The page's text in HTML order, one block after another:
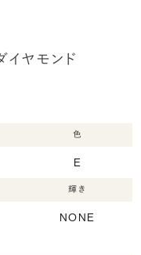
イヤモンド
色
E
輝き
NONE